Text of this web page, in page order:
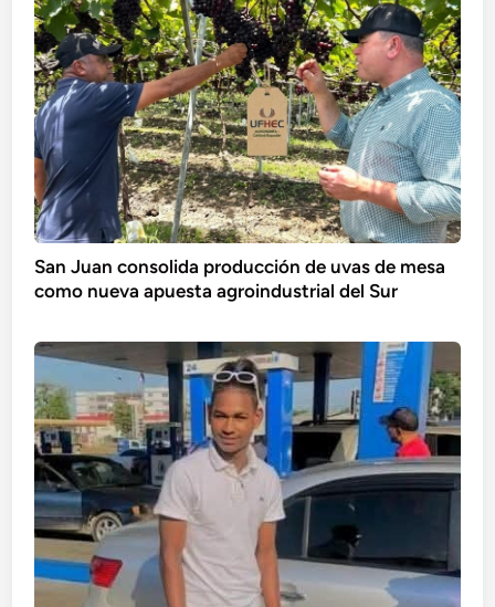
San Juan consolida producción de uvas de mesa
como nueva apuesta agroindustrial del Sur